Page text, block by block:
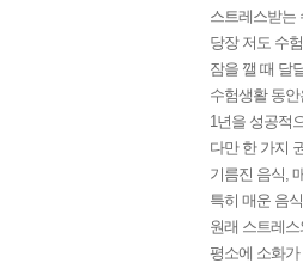
스트레스받는
당장 저도 수
잠을 깰 때 달
수험생활 동
1년을 성공적
다만 한 가지
기름진 음식,
특히 매운 음
원래 스트레
평소에 소화